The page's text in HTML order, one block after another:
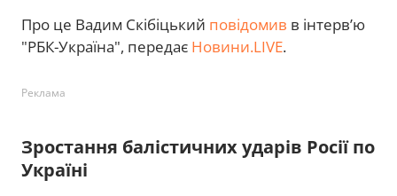
Про це Вадим Скібіцький повідомив в інтервʼю
"РБК-Україна", передає Новини.LIVE.
Реклама
Зростання балістичних ударів Росії по
Україні